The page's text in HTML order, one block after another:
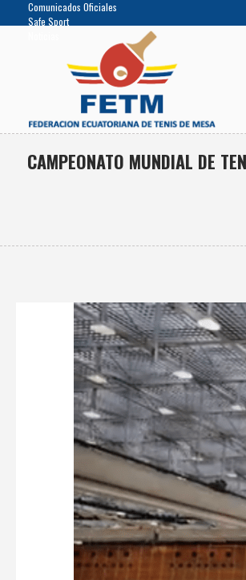
Comunicados Oficiales
Safe Sport
CAMPEONATO MUNDIAL DE